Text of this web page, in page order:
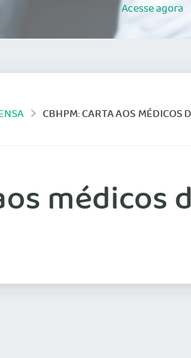
Acesseagora
CBHPM: CARTA AOS MÉDICOS
médicos